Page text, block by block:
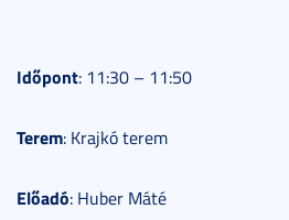
Időpont: 11:30 – 11:50
Terem: Krajkó terem
Előadó: Huber Máté